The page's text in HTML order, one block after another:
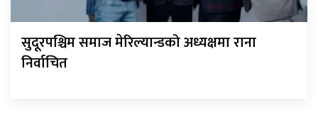
सुदूरपश्चिम समाज मेरिल्यान्डको अध्यक्षमा राना
निर्वाचित